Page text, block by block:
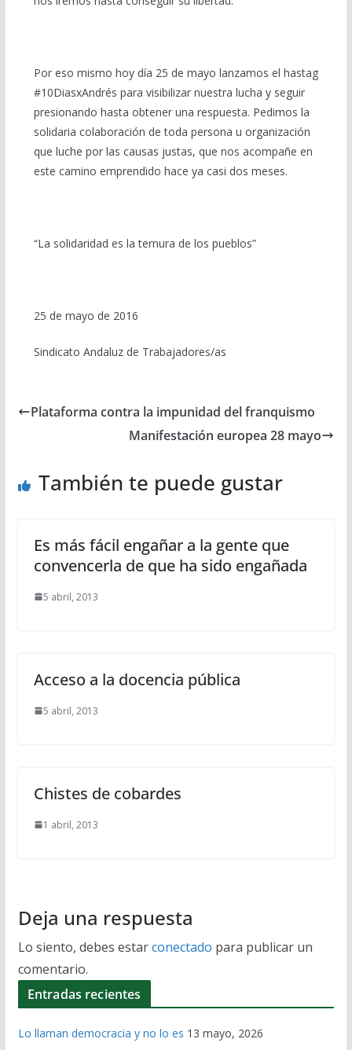
Por eso mismo hoy día 25 de mayo lanzamos el hastag
#10DiasxAndrés para visibilizar nuestra lucha y seguir
presionando hasta obtener una respuesta. Pedimos la
solidaria colaboración de toda persona u organización
que luche por las causas justas, que nos acompañe en
este camino emprendido hace ya casi dos meses.
“La solidaridad es la ternura de los pueblos”
25 de mayo de 2016
Sindicato Andaluz de Trabajadores/as
Plataforma contra la impunidad del franquismo
Manifestación europea 28 mayo
También te puede gustar
Es más fácil engañar a la gente que
convencerla de que ha sido engañada
5 abril, 2013
Acceso a la docencia pública
5 abril, 2013
Chistes de cobardes
1 abril, 2013
Deja una respuesta
Lo siento, debes estarconectado para publicar un
comentario.
Entradas recientes
Lo llaman democracia y no lo es 13 mayo, 2026